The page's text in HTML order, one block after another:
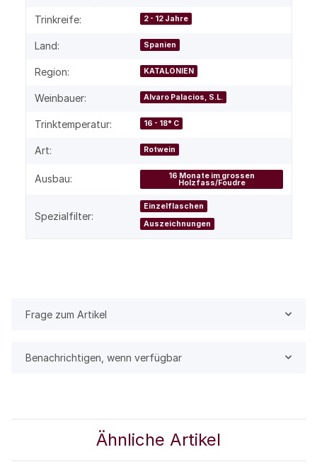
Trinkreife: 2 - 12 Jahre
Land: Spanien
Region: KATALONIEN
Weinbauer: Alvaro Palacios, S.L.
Trinktemperatur: 16 - 18° C
Art: Rotwein
Ausbau: 16 Monate im grossen
Holzfass/Foudre
Spezialfilter:
Einzelflaschen
Auszeichnungen
Frage zum Artikel
Benachrichtigen, wenn verfügbar
Ähnliche Artikel